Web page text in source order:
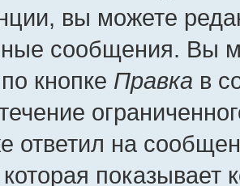
вы можете
сообщения. Вы
кнопке Правка в
ответил на
показывает